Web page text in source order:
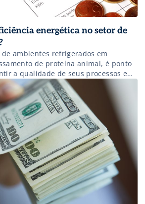
energética no setor de
ambientes refrigerados em
de proteína animal, é ponto
a qualidade de seus processos e
se que os custos para a geração
são elevados, por isso,
eficiência energética. De fato, os
representam boa parte […]